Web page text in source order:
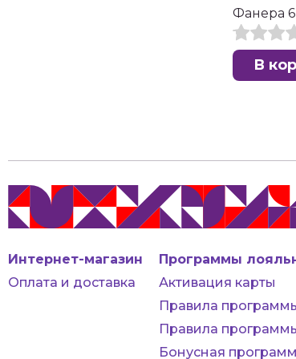
Фанера 6
В
Интернет-магазин
Оплата и доставка
Программы
Активация карты
Правила
Правила
Бонусная